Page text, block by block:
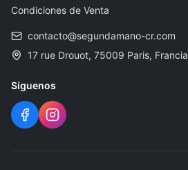
Condiciones de Venta
contacto@segundamano-cr.com
17 rue Drouot, 75009 Paris, Francia
Síguenos